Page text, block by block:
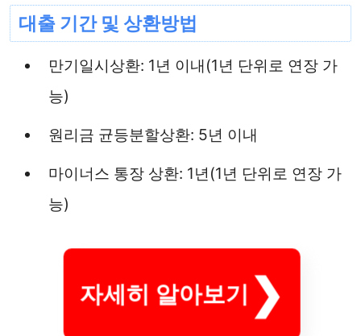
대출 기간 및 상환방법
만기일시상환: 1년 이내(1년 단위로 연장 가
능)
원리금 균등분할상환: 5년 이내
마이너스 통장 상환: 1년(1년 단위로 연장 가
능)
자세히 알아보기